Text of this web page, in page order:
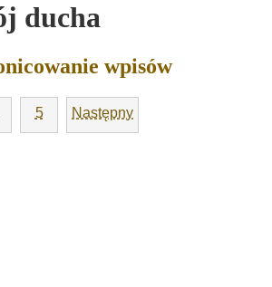
ducha
wpisów
5 Następny